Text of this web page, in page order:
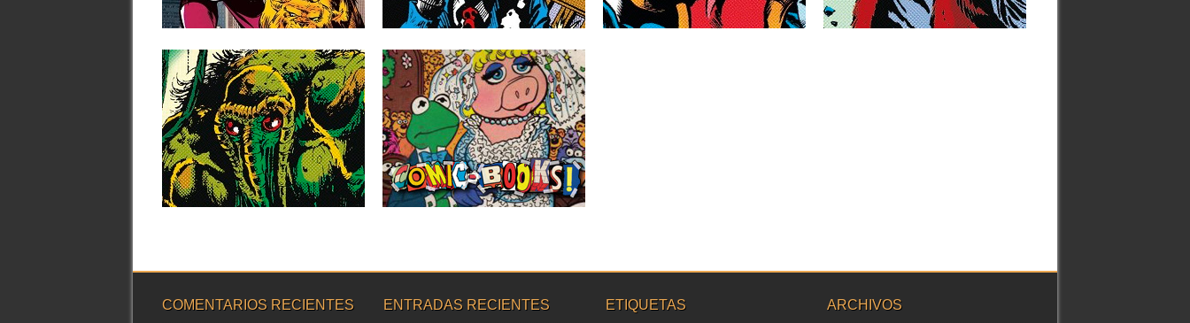
protagonizada por...
▶ ▶ ▶ ▶
23.07.21
RESEÑAS: HOMBRE-
COSA: MARVEL LIMITED
EDITION 1: «EL
MONSTRUO DEL
PANTANO» (1971-1974)
F.A. SchistEl Hombre-Cosa fue
presentado en el primer número de la...
▶
14.01.20
UNIVERSO COMIC-
BOOKS! – BOICOT ÍNDIGO
El mes pasado aludíamos a las
famosísimas corner boxes de
Incredible...
▶
COMENTARIOS RECIENTES ENTRADAS RECIENTES
ETIQUETAS
ARCHIVOS